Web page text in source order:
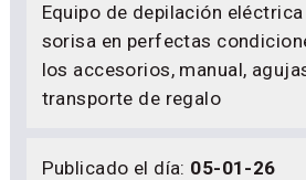
Equipo de depilación
sorisa en perfectas
los accesorios, manual,
transporte de regalo
Publicado el día: 05-01-26